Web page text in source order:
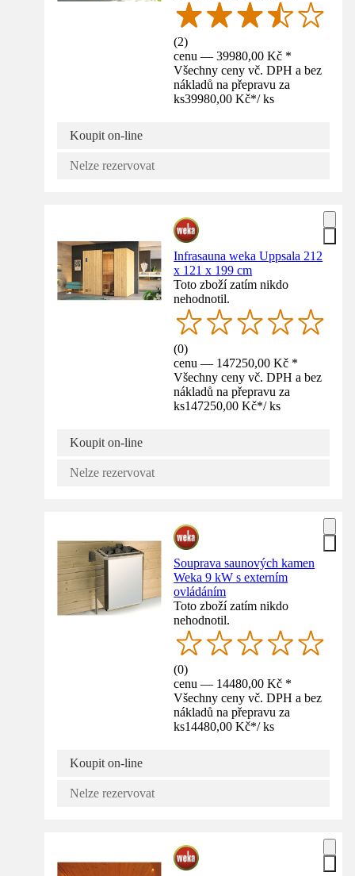
(2)
cenu — 39980,00 Kč *
Všechny ceny vč. DPH a bez
nákladů na přepravu za
ks39980,00 Kč*/ ks
Koupit on-line
Nelze rezervovat
Infrasauna weka Uppsala 212
x 121 x 199 cm
Toto zboží zatím nikdo
nehodnotil.
(0)
cenu — 147250,00 Kč *
Všechny ceny vč. DPH a bez
nákladů na přepravu za
ks147250,00 Kč*/ ks
Koupit on-line
Nelze rezervovat
Souprava saunových kamen
Weka 9 kW s externím
ovládáním
Toto zboží zatím nikdo
nehodnotil.
(0)
cenu — 14480,00 Kč *
Všechny ceny vč. DPH a bez
nákladů na přepravu za
ks14480,00 Kč*/ ks
Koupit on-line
Nelze rezervovat